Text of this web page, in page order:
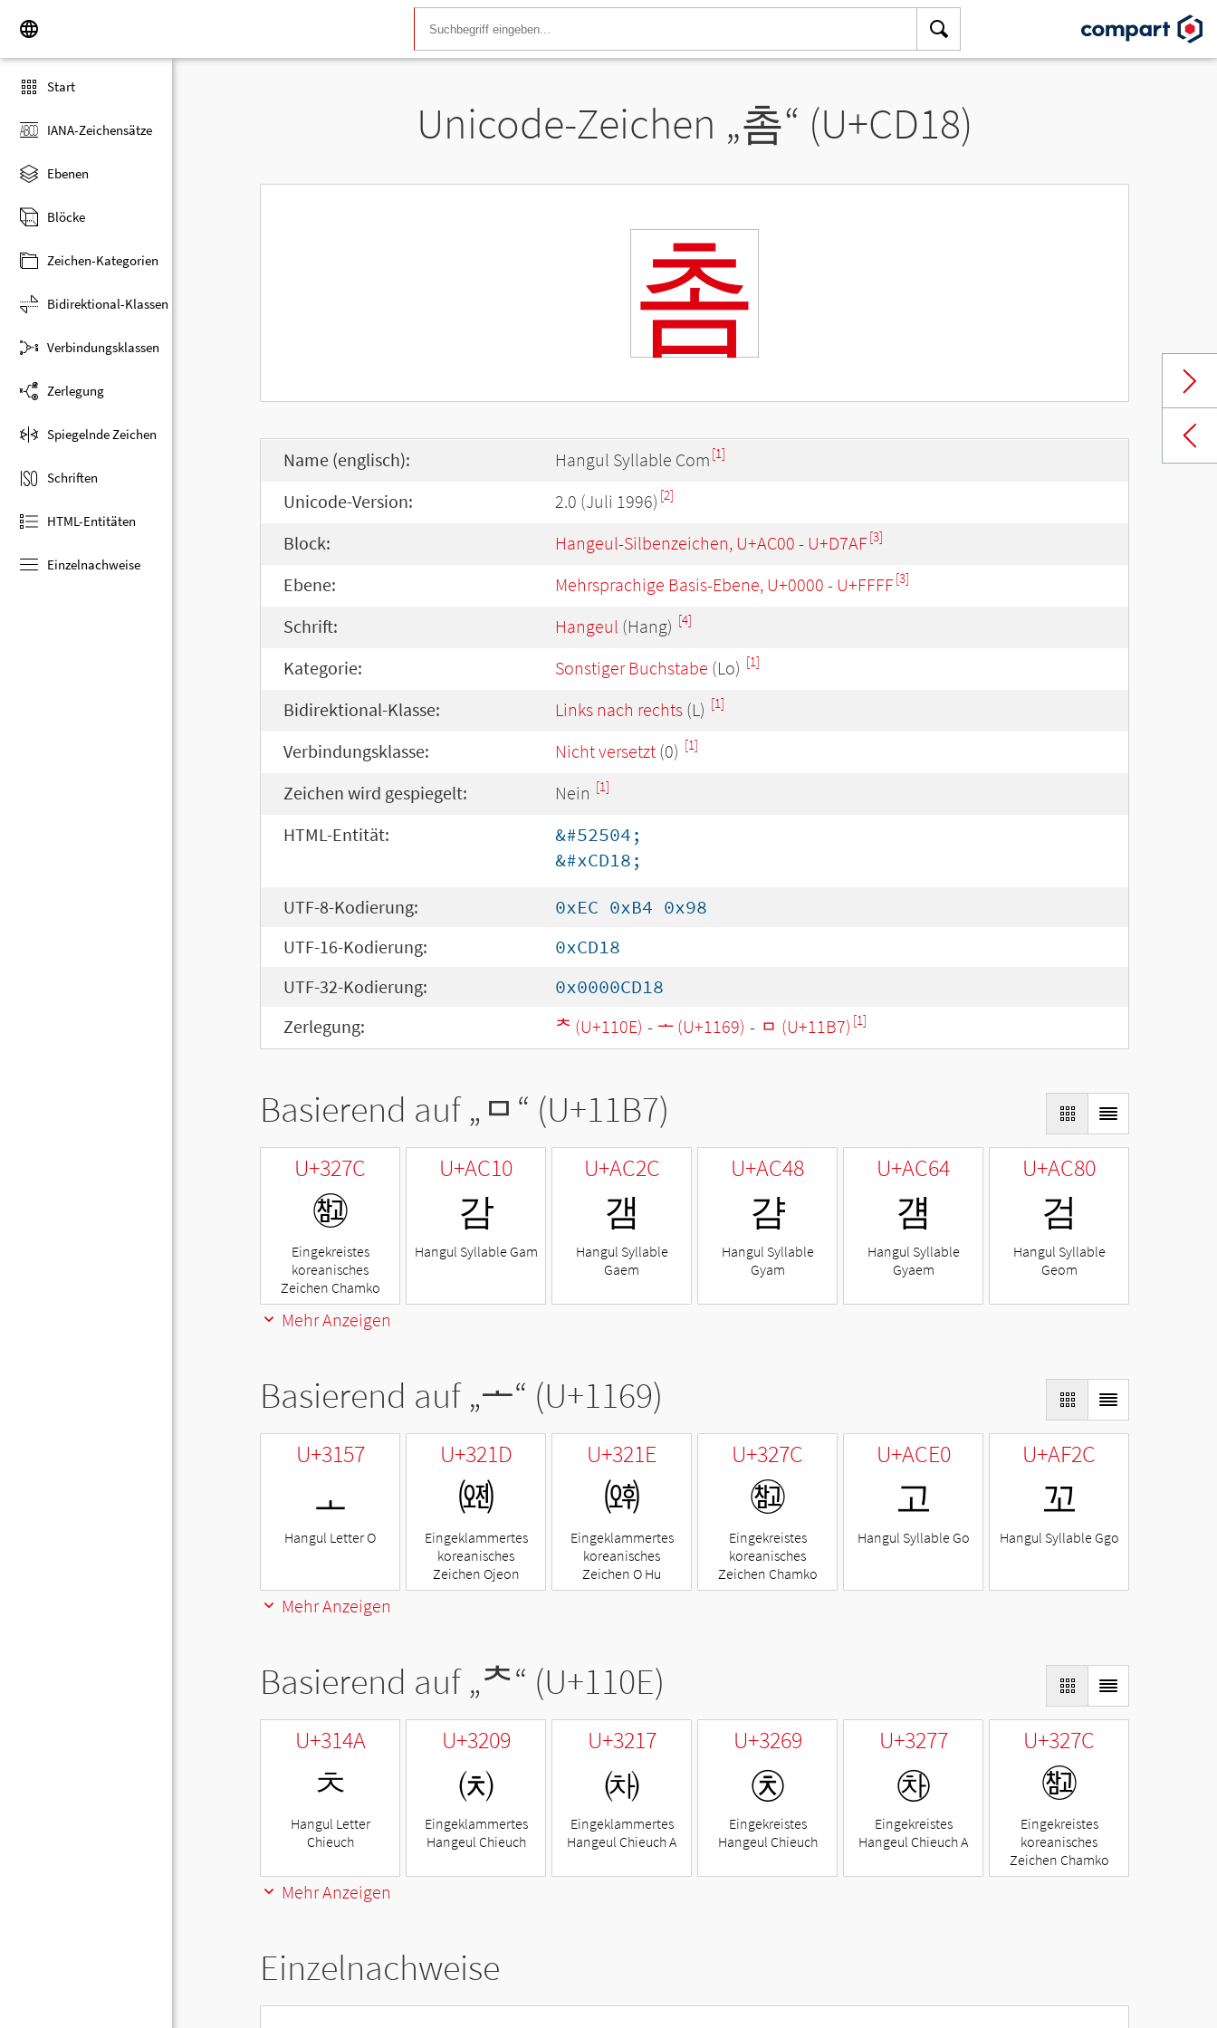
Start
IANA-Zeichensätze
Ebenen
Blöcke
Zeichen-Kategorien
Bidirektional-Klassen
Verbindungsklassen
Zerlegung
Spiegelnde Zeichen
Schriften
HTML-Entitäten
Einzelnachweise
Unicode-Zeichen „촘“ (U+CD18)
촘
Name (englisch): Hangul Syllable Com [1]
Unicode-Version: 2.0 (Juli 1996) [2]
Block: Hangeul-Silbenzeichen, U+AC00 - U+D7AF[3]
Ebene: Mehrsprachige Basis-Ebene, U+0000 - U+FFFF[3]
Schrift: Hangeul (Hang) [4]
Kategorie: Sonstiger Buchstabe (Lo) [1]
Bidirektional-Klasse: Links nach rechts (L) [1]
Verbindungsklasse: Nicht versetzt (0) [1]
Zeichen wird gespiegelt: Nein [1]
HTML-Entität:
&#52504;
&#xCD18;
UTF-8-Kodierung:
0xEC 0xB4 0x98
UTF-16-Kodierung:
0xCD18
UTF-32-Kodierung:
0x0000CD18
Zerlegung:
ᄎ (U+110E) - ᅩ (U+1169) - ᆷ (U+11B7) [1]
Basierend auf „ ᆷ “ (U+11B7)
U+327C
㉼
Eingekreistes
koreanisches
Zeichen Chamko
U+AC10
감
Hangul Syllable Gam
U+AC2C
갬
Hangul Syllable
Gaem
U+AC48
걈
Hangul Syllable
Gyam
U+AC64
걤
Hangul Syllable
Gyaem
U+AC80
검
Hangul Syllable
Geom
Mehr Anzeigen
Basierend auf „ᅩ“ (U+1169)
U+3157
ㅗ
Hangul Letter O
U+321D
㈝
Eingeklammertes
koreanisches
Zeichen Ojeon
U+321E
㈞
Eingeklammertes
koreanisches
Zeichen O Hu
U+327C
㉼
Eingekreistes
koreanisches
Zeichen Chamko
U+ACE0
고
Hangul Syllable Go
U+AF2C
꼬
Hangul Syllable Ggo
Mehr Anzeigen
Basierend auf „ᄎ“ (U+110E)
U+314A
ㅊ
Hangul Letter
Chieuch
U+3209
㈉
Eingeklammertes
Hangeul Chieuch
U+3217
㈗
Eingeklammertes
Hangeul Chieuch A
U+3269
㉩
Eingekreistes
Hangeul Chieuch
U+3277
㉷
Eingekreistes
Hangeul Chieuch A
U+327C
㉼
Eingekreistes
koreanisches
Zeichen Chamko
Mehr Anzeigen
Einzelnachweise